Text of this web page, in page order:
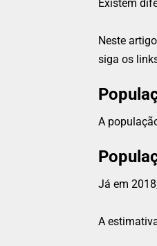
Existem
Neste
siga os
A
Já em
A